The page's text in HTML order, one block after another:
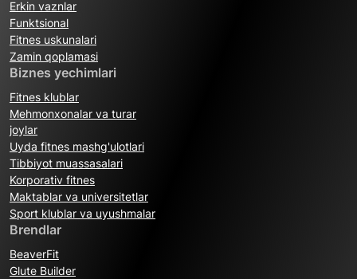
Erkin vaznlar
Funktsional
Fitnes uskunalari
Zamin qoplamasi
Biznes yechimlari
Fitnes klublar
Mehmonxonalar va turar
joylar
Uyda fitnes mashg'ulotlari
Tibbiyot muassasalari
Korporativ fitnes
Maktablar va universitetlar
Sport klublar va uyushmalar
Brendlar
BeaverFit
Glute Builder